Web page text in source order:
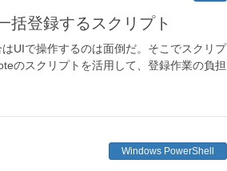
括登録するスクリプト
UIで操作するのは面倒だ。そこでスクリプ
のスクリプトを活用して、登録作業の負担
Windows PowerShell